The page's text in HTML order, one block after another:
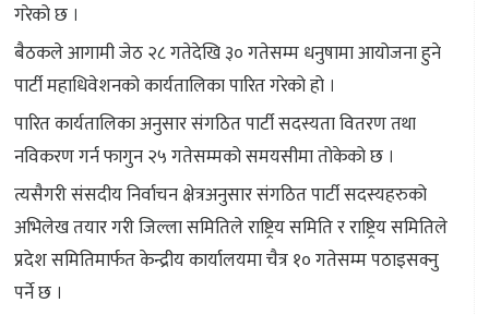
गरेको छ ।
बैठकले आगामी जेठ २८ गतेदेखि ३० गतेसम्म धनुषामा आयोजना हुने
पार्टी महाधिवेशनको कार्यतालिका पारित गरेको हो ।
पारित कार्यतालिका अनुसार संगठित पार्टी सदस्यता वितरण तथा
नविकरण गर्न फागुन २५ गतेसम्मको समयसीमा तोकेको छ ।
त्यसैगरी संसदीय निर्वाचन क्षेत्रअनुसार संगठित पार्टी सदस्यहरुको
अभिलेख तयार गरी जिल्ला समितिले राष्ट्रिय समिति र राष्ट्रिय समितिले
प्रदेश समितिमार्फत केन्द्रीय कार्यालयमा चैत्र १० गतेसम्म पठाइसक्नु
पर्ने छ ।